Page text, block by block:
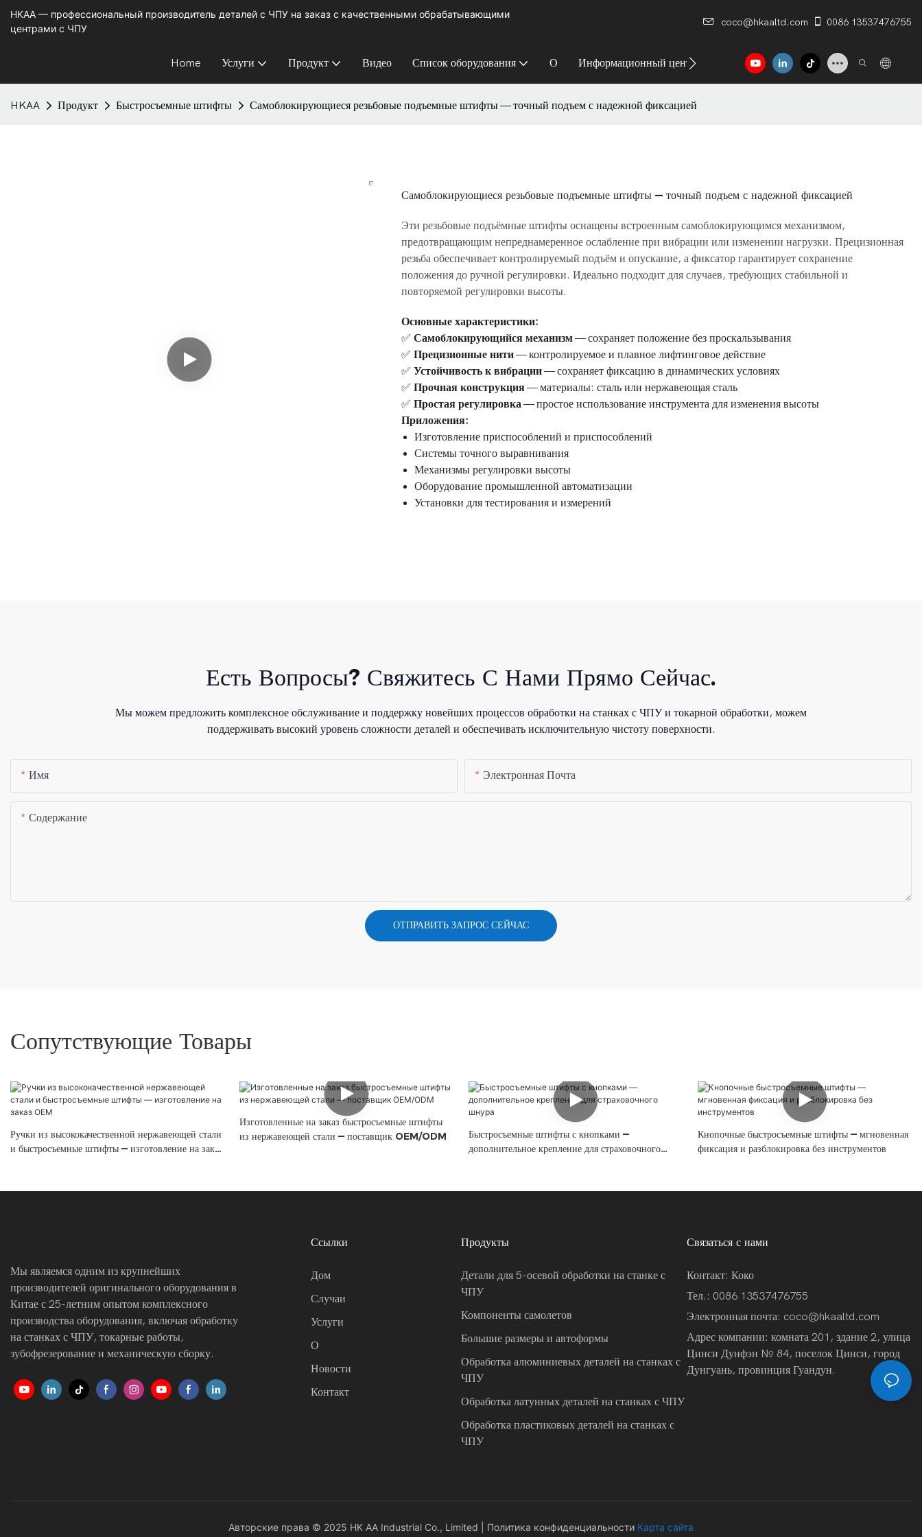
HKAA — профессиональный производитель деталей с ЧПУ на заказ с качественными обрабатывающими
центрами с ЧПУ
coco@hkaaltd.com 0086 13537476755
Home Услуги Продукт Видео Список оборудования О Информационный центр Контакт
HKAA Продукт Быстросъемные штифты Самоблокирующиеся резьбовые подъемные штифты — точный подъем с надежной фиксацией
Самоблокирующиеся резьбовые подъемные штифты — точный подъем с надежной фиксацией
Эти резьбовые подъёмные штифты оснащены встроенным самоблокирующимся механизмом,
предотвращающим непреднамеренное ослабление при вибрации или изменении нагрузки. Прецизионная
резьба обеспечивает контролируемый подъём и опускание, а фиксатор гарантирует сохранение
положения до ручной регулировки. Идеально подходит для случаев, требующих стабильной и
повторяемой регулировки высоты.
Основные характеристики:
✅ Самоблокирующийся механизм— сохраняет положение без проскальзывания
✅ Прецизионные нити— контролируемое и плавное лифтинговое действие
✅ Устойчивость к вибрации— сохраняет фиксацию в динамических условиях
✅ Прочная конструкция— материалы: сталь или нержавеющая сталь
✅ Простая регулировка— простое использование инструмента для изменения высоты
Приложения:
Изготовление приспособлений и приспособлений
Системы точного выравнивания
Механизмы регулировки высоты
Оборудование промышленной автоматизации
Установки для тестирования и измерений
Есть Вопросы? Свяжитесь С Нами Прямо Сейчас.
Мы можем предложить комплексное обслуживание и поддержку новейших процессов обработки на станках с ЧПУ и токарной обработки, можем
поддерживать высокий уровень сложности деталей и обеспечивать исключительную чистоту поверхности.
Имя Электронная Почта
Содержание
ОТПРАВИТЬ ЗАПРОС СЕЙЧАС
Сопутствующие Товары
Ручки из высококачественной нержавеющей стали
и быстросъемные штифты — изготовление на заказ
Изготовленные на заказ быстросъемные штифты
из нержавеющей стали — поставщик OEM/ODM
Быстросъемные штифты с кнопками —
дополнительное крепление для страховочного
Кнопочные быстросъемные штифты — мгновенная
фиксация и разблокировка без инструментов
Мы являемся одним из крупнейших
производителей оригинального оборудования в
Китае с 25-летним опытом комплексного
производства оборудования, включая обработку
на станках с ЧПУ, токарные работы,
зубофрезерование и механическую сборку.
Ссылки
Дом
Случаи
Услуги
О
Новости
Контакт
Продукты
Детали для 5-осевой обработки на станке с
ЧПУ
Компоненты самолетов
Большие размеры и автоформы
Обработка алюминиевых деталей на станках с
ЧПУ
Обработка латунных деталей на станках с ЧПУ
Обработка пластиковых деталей на станках с
ЧПУ
Связаться с нами
Контакт: Коко
Тел.: 0086 13537476755
Электронная почта: coco@hkaaltd.com
Адрес компании: комната 201, здание 2, улица
Цинси Дунфэн № 84, поселок Цинси, город
Дунгуань, провинция Гуандун.
Авторские права © 2025 HK AA Industrial Co., Limited | Политика конфиденциальности Карта сайта